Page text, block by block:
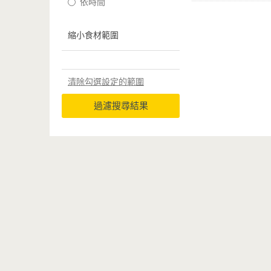
縮小食材範圍
清除勾選設定的範圍
過濾搜尋結果